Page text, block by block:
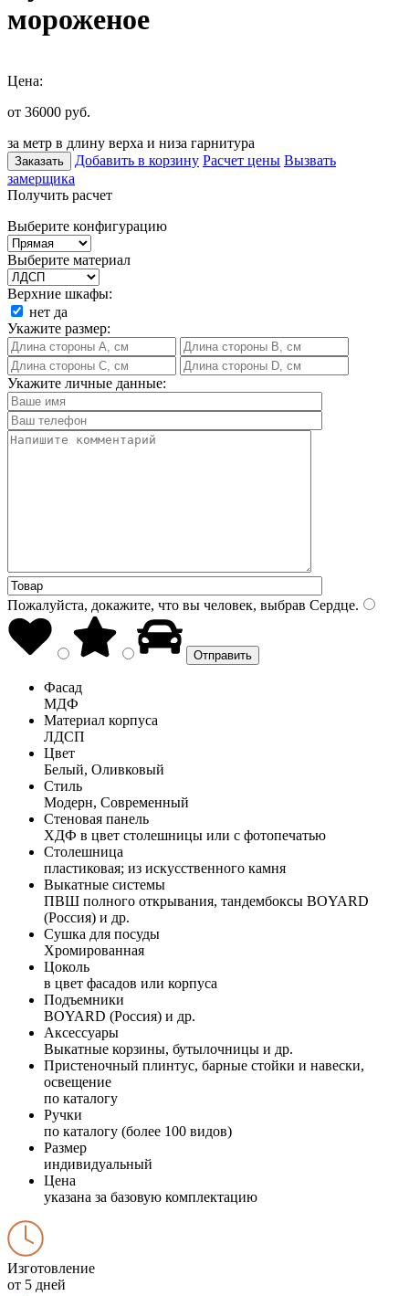
мороженое
Цена:
от 36000 руб.
за метр в длину верха и низа гарнитура
Заказать Добавить в корзину Расчет цены Вызвать
замерщика
Получить расчет
Выберите конфигурацию
Выберите материал
Верхние шкафы:
нет да
Укажите размер:
Укажите личные данные:
Пожалуйста, докажите, что вы человек, выбрав Сердце.
Фасад
МДФ
Материал корпуса
ЛДСП
Цвет
Белый, Оливковый
Стиль
Модерн, Современный
Стеновая панель
ХДФ в цвет столешницы или с фотопечатью
Столешница
пластиковая; из искусственного камня
Выкатные системы
ПВШ полного открывания, тандембоксы BOYARD
(Россия) и др.
Сушка для посуды
Хромированная
Цоколь
в цвет фасадов или корпуса
Подъемники
BOYARD (Россия) и др.
Аксессуары
Выкатные корзины, бутылочницы и др.
Пристеночный плинтус, барные стойки и навески,
освещение
по каталогу
Ручки
по каталогу (более 100 видов)
Размер
индивидуальный
Цена
указана за базовую комплектацию
Изготовление
от 5 дней